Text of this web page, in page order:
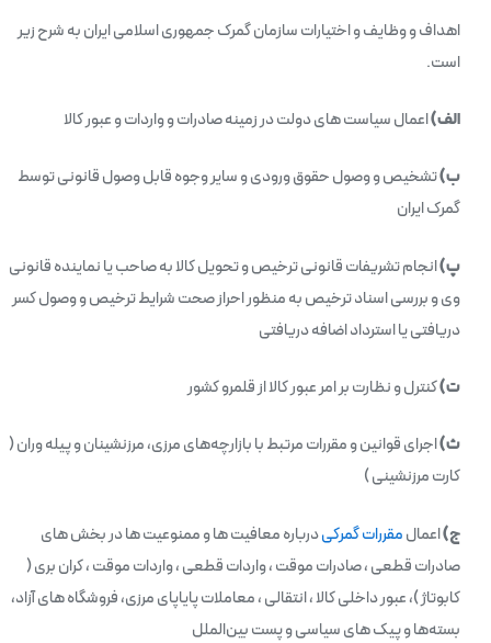
اهداف و وظایف و اختیارات سازمان گمرک جمهوری اسلامی ایران به شرح زیر
است.
الف)اعمال سیاست های دولت در زمینه صادرات و واردات و عبور کالا
ب)تشخیص و وصول حقوق ورودی و سایر وجوه قابل وصول قانونی توسط
گمرک ایران
پ)انجام تشریفات قانونی ترخیص و تحویل کالا به صاحب یا نماینده قانونی
وی و بررسی اسناد ترخیص به منظور احراز صحت شرایط ترخیص و وصول کسر
دریافتی یا استرداد اضافه دریافتی
ت)کنترل و نظارت بر امر عبور کالا از قلمرو کشور
ث)اجرای قوانین و مقررات مرتبط با بازارچه‌های مرزی، مرزنشینان و پیله‌ وران (
کارت مرزنشینی )
ج)اعمالمقررات گمرکیدرباره معافیت ها و ممنوعیت ها در بخش های
صادرات قطعی ، صادرات موقت ، واردات قطعی ، واردات موقت ، کران بری (
کابوتاژ )، عبور داخلی کالا ، انتقالی ، معاملات پایاپای مرزی، فروشگاه های آزاد،
بسته‌ها و پیک های سیاسی و پست بین‌الملل